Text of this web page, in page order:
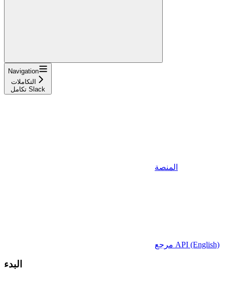
Navigation
التكاملات
تكامل Slack
المنصة
مرجع API (English)
البدء